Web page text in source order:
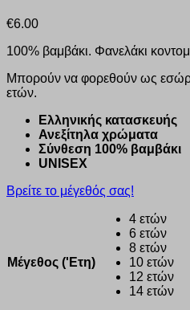
€6.00
100% βαμβάκι. Φανελάκι
Μπορούν να φορεθούν ως
ετών.
Ελληνικής κατασκευής
Ανεξίτηλα χρώματα
Σύνθεση 100% βαμβάκι
UNISEX
Βρείτε το μέγεθός σας!
Μέγεθος ('Ετη)
4 ετών
6 ετών
8 ετών
10 ετών
12 ετών
14 ετών